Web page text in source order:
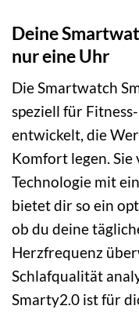
Deine
nur eine Uhr
Die Smartwatch
speziell für
entwickelt, die
Komfort legen.
Technologie mit
bietet dir so ein
ob du deine
Herzfrequenz
Schlafqualität
Smarty2.0 ist für